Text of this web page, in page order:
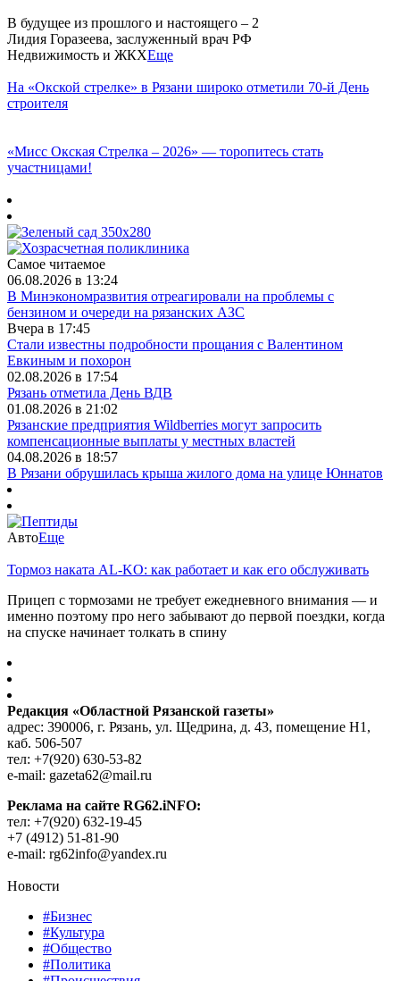
В будущее из прошлого и настоящего – 2
Лидия Горазеева, заслуженный врач РФ
Недвижимость и ЖКХЕще
На «Окской стрелке» в Рязани широко отметили 70-й День
строителя
«Мисс Окская Стрелка – 2026» — торопитесь стать
участницами!
Самое читаемое
06.08.2026 в 13:24
В Минэкономразвития отреагировали на проблемы с
бензином и очереди на рязанских АЗС
Вчера в 17:45
Стали известны подробности прощания с Валентином
Евкиным и похорон
02.08.2026 в 17:54
Рязань отметила День ВДВ
01.08.2026 в 21:02
Рязанские предприятия Wildberries могут запросить
компенсационные выплаты у местных властей
04.08.2026 в 18:57
В Рязани обрушилась крыша жилого дома на улице Юннатов
АвтоЕще
Тормоз наката AL-KO: как работает и как его обслуживать
Прицеп с тормозами не требует ежедневного внимания — и
именно поэтому про него забывают до первой поездки, когда
на спуске начинает толкать в спину
Редакция «Областной Рязанской газеты»
адрес: 390006, г. Рязань, ул. Щедрина, д. 43, помещение Н1,
каб. 506-507
тел: +7(920) 630-53-82
e-mail: gazeta62@mail.ru
Реклама на сайте RG62.iNFO:
тел: +7(920) 632-19-45
+7 (4912) 51-81-90
e-mail: rg62info@yandex.ru
Новости
#Бизнес
#Культура
#Общество
#Политика